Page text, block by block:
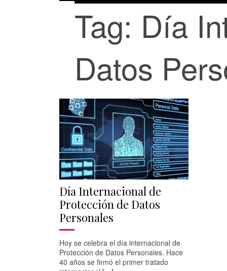
Tag: Día
Datos
Día Internacional de
Protección de Datos
Personales
Hoy se celebra el día internacional de
Protección de Datos Personales. Hace
40 años se firmó el primer tratado